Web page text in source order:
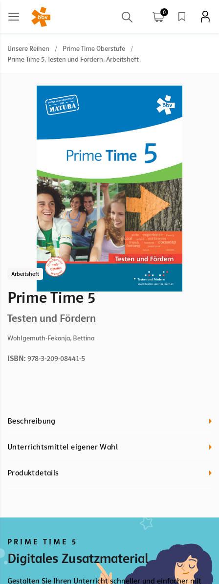
0
Unsere Reihen / Prime Time Oberstufe
/
Prime Time 5, Testen und Fördern, Arbeitsheft
Arbeitsheft
Prime Time 5
Testen und Fördern
Wohlgemuth-Fekonja, Bettina
ISBN: 978-3-209-08441-5
Beschreibung
Unterrichtsmittel eigener Wahl
Produktdetails
PRIME TIME 5
Digitales Zusatzmaterial
Gestalten Sie Ihren Unterricht schneller und einfacher mit